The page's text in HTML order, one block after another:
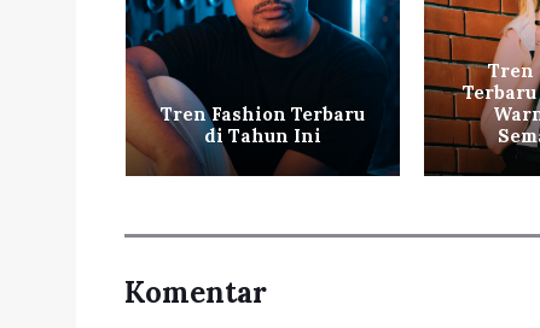
Tren Fashion Terbaru
di Tahun Ini
Tren
Terbaru
Komentar